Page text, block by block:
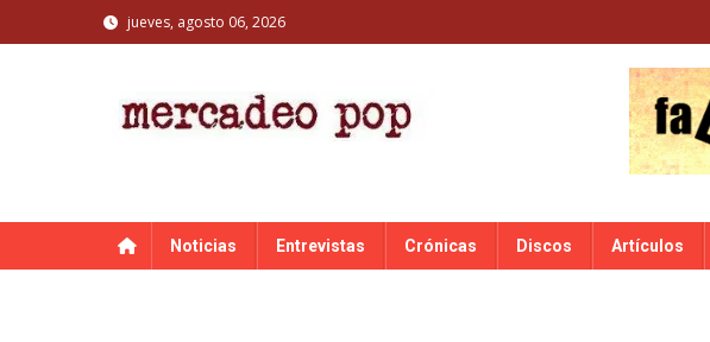
to
jueves, agosto 06, 2026
Noticias Entrevistas Crónicas Discos Artículos